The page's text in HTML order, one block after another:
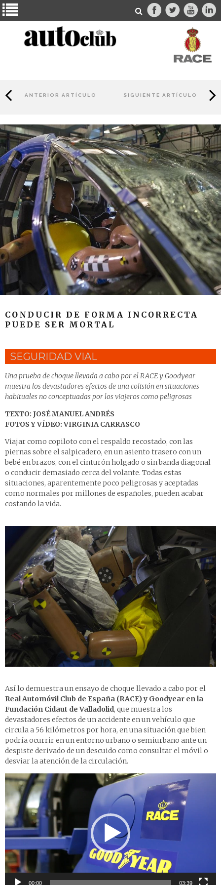
ANTERIOR ARTÍCULO SIGUIENTE ARTÍCULO
CONDUCIR DE FORMA INCORRECTA
PUEDE SER MORTAL
SEGURIDAD VIAL
Una prueba de choque llevada a cabo por el RACE y Goodyear
muestra los devastadores efectos de una colisión en situaciones
habituales no conceptuadas por los viajeros como peligrosas
TEXTO: JOSÉ MANUEL ANDRÉS
FOTOS Y VÍDEO: VIRGINIA CARRASCO
Viajar como copiloto con el respaldo recostado, con las
piernas sobre el salpicadero, en un asiento trasero con un
bebé en brazos, con el cinturón holgado o sin banda diagonal
o conducir demasiado cerca del volante. Todas estas
situaciones, aparentemente poco peligrosas y aceptadas
como normales por millones de españoles, pueden acabar
costando la vida.
Así lo demuestra un ensayo de choque llevado a cabo por el
Real Automóvil Club de España (RACE) y Goodyear en la
Fundación Cidaut de Valladolid, que muestra los
devastadores efectos de un accidente en un vehículo que
circula a 56 kilómetros por hora, en una situación que bien
podría ocurrir en un entorno urbano o semiurbano ante un
despiste derivado de un descuido como consultar el móvil o
desviar la atención de la circulación.
Reproductor
de
vídeo
00:00 03:39